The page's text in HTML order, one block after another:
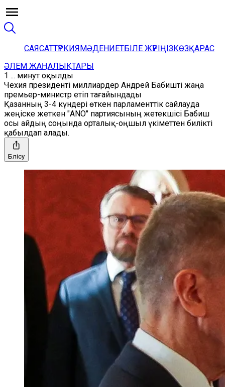
САЯСАТТҮРКИЯМӘДЕНИЕТБІЛЕ ЖҮРІҢІЗКӨЗҚАРАС
ӘЛЕМ ЖАҢАЛЫҚТАРЫ
1 ... минут оқылды
Чехия президенті миллиардер Андрей Бабишті жаңа
премьер-министр етіп тағайындады
Қазанның 3-4 күндері өткен парламенттік сайлауда
жеңіске жеткен "ANO" партиясының жетекшісі Бабиш
осы айдың соңында орталық-оңшыл үкіметтен билікті
қабылдап алады.
Бөлісу